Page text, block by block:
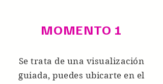
MOMENTO 1
Se trata de una visualización
guiada, puedes ubicarte en el